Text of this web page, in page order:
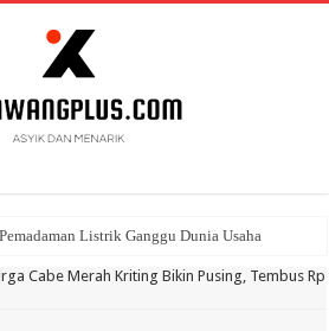
Listrik Ganggu Dunia Usaha
Laporan Keuangan Pemda Karawang
Cabe Merah Kriting Bikin Pusing, Tembus Rp